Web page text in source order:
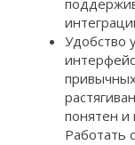
Удобство
понятен и
Работать